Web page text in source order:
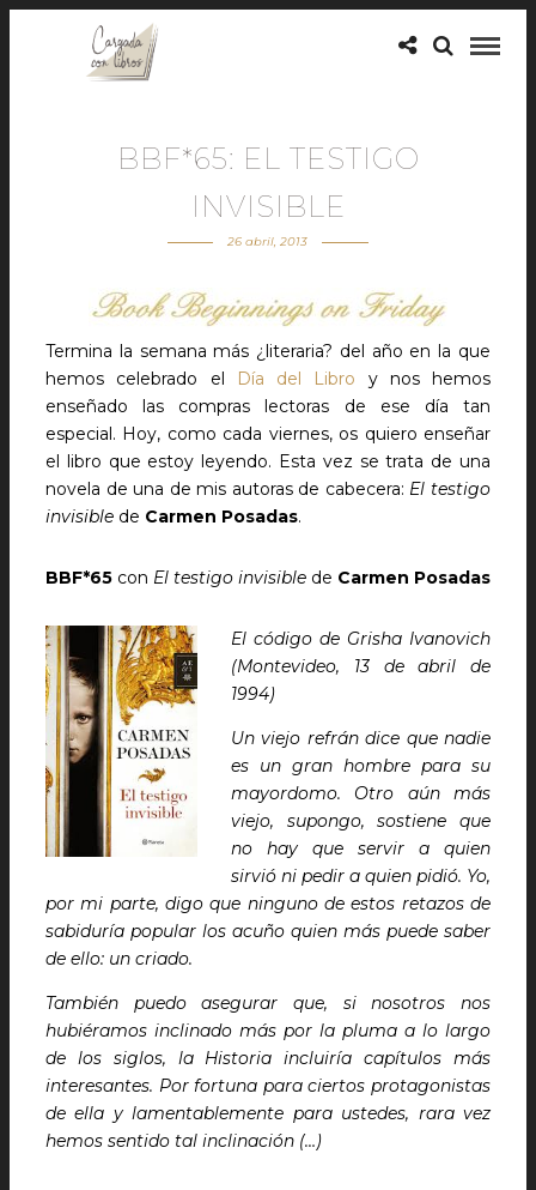
BBF*65: EL TESTIGO
INVISIBLE
26 abril, 2013
Termina la semana más ¿literaria? del año en la que
hemos celebrado el
Día del Libro y nos hemos
enseñado las compras lectoras de ese día tan
especial. Hoy, como cada viernes, os quiero enseñar
el libro que estoy leyendo. Esta vez se trata de una
novela de una de mis autoras de cabecera: El testigo
invisible de Carmen Posadas.
BBF*65 con El testigo invisible de Carmen Posadas
El código de Grisha Ivanovich
(Montevideo, 13 de abril de
1994)
Un viejo refrán dice que nadie
es un gran hombre para su
mayordomo. Otro aún más
viejo, supongo, sostiene que
no hay que servir a quien
sirvió ni pedir a quien pidió. Yo,
por mi parte, digo que ninguno de estos retazos de
sabiduría popular los acuño quien más puede saber
de ello: un criado.
También puedo asegurar que, si nosotros nos
hubiéramos inclinado más por la pluma a lo largo
de los siglos, la Historia incluiría capítulos más
interesantes. Por fortuna para ciertos protagonistas
de ella y lamentablemente para ustedes, rara vez
hemos sentido tal inclinación (…)